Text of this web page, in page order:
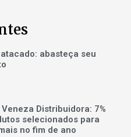
abasteça seu
Distribuidora: 7%
selecionados para
no fim de ano